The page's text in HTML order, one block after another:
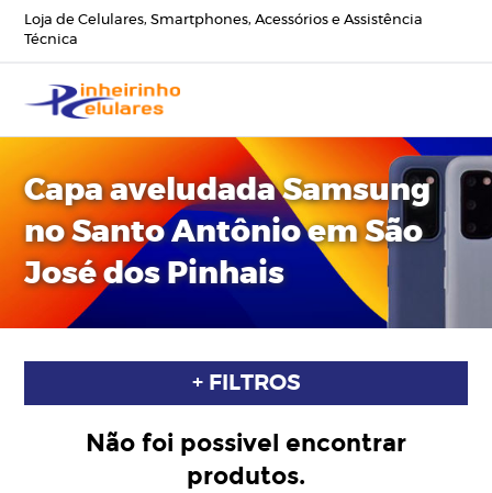
Loja de Celulares, Smartphones, Acessórios e Assistência
Técnica
Capa aveludada Samsung
no Santo Antônio em São
José dos Pinhais
+ FILTROS
Não foi possivel encontrar
produtos.